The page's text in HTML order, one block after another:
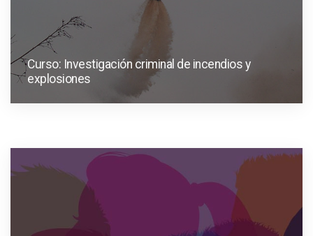
Curso: Investigación criminal de incendios y
explosiones